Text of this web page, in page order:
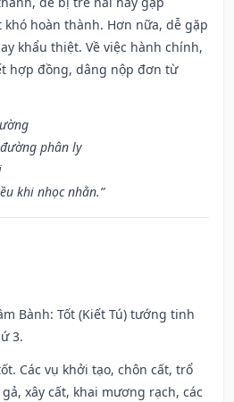
hoàn thành. Hơn nữa, dễ gặp
khẩu thiệt. Về việc hành chính,
hợp đồng, dâng nộp đơn từ
phân ly
khi nhọc nhằn.”
Bành: Tốt (Kiết Tú) tướng tinh
3.
Các vụ khởi tạo, chôn cất, trổ
xây cất, khai mương rạch, các